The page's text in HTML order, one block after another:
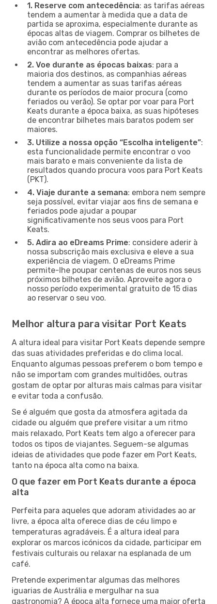
1. Reserve com antecedência: as tarifas aéreas
tendem a aumentar à medida que a data de
partida se aproxima, especialmente durante as
épocas altas de viagem. Comprar os bilhetes de
avião com antecedência pode ajudar a
encontrar as melhores ofertas.
2. Voe durante as épocas baixas: para a
maioria dos destinos, as companhias aéreas
tendem a aumentar as suas tarifas aéreas
durante os períodos de maior procura (como
feriados ou verão). Se optar por voar para Port
Keats durante a época baixa, as suas hipóteses
de encontrar bilhetes mais baratos podem ser
maiores.
3. Utilize a nossa opção “Escolha inteligente”:
esta funcionalidade permite encontrar o voo
mais barato e mais conveniente da lista de
resultados quando procura voos para Port Keats
(PKT).
4. Viaje durante a semana: embora nem sempre
seja possível, evitar viajar aos fins de semana e
feriados pode ajudar a poupar
significativamente nos seus voos para Port
Keats.
5. Adira ao eDreams Prime: considere aderir à
nossa subscrição mais exclusiva e eleve a sua
experiência de viagem. O eDreams Prime
permite-lhe poupar centenas de euros nos seus
próximos bilhetes de avião. Aproveite agora o
nosso período experimental gratuito de 15 dias
ao reservar o seu voo.
Melhor altura para visitar Port Keats
A altura ideal para visitar Port Keats depende sempre
das suas atividades preferidas e do clima local.
Enquanto algumas pessoas preferem o bom tempo e
não se importam com grandes multidões, outras
gostam de optar por alturas mais calmas para visitar
e evitar toda a confusão.
Se é alguém que gosta da atmosfera agitada da
cidade ou alguém que prefere visitar a um ritmo
mais relaxado, Port Keats tem algo a oferecer para
todos os tipos de viajantes. Seguem-se algumas
ideias de atividades que pode fazer em Port Keats,
tanto na época alta como na baixa.
O que fazer em Port Keats durante a época
alta
Perfeita para aqueles que adoram atividades ao ar
livre, a época alta oferece dias de céu limpo e
temperaturas agradáveis. É a altura ideal para
explorar os marcos icónicos da cidade, participar em
festivais culturais ou relaxar na esplanada de um
café.
Pretende experimentar algumas das melhores
iguarias de Austrália e mergulhar na sua
gastronomia? A época alta fornece uma maior oferta